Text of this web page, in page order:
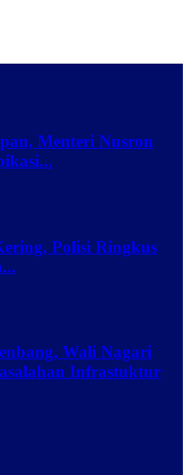
Menteri Nusron
Polisi Ringkus
Wali Nagari
Infrastuktur